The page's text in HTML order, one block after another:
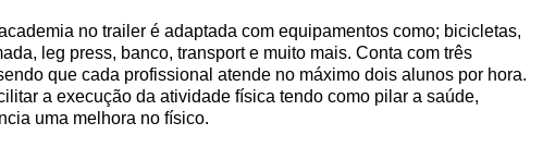
no trailer é adaptada com equipamentos como; bicicletas,
leg press, banco, transport e muito mais. Conta com três
que cada profissional atende no máximo dois alunos por hora.
a execução da atividade física tendo como pilar a saúde,
uma melhora no físico.